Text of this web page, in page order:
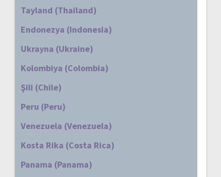
Tayland (Thailand)
Endonezya (Indonesia)
Ukrayna (Ukraine)
Kolombiya (Colombia)
Şili (Chile)
Peru (Peru)
Venezuela (Venezuela)
Kosta Rika (Costa Rica)
Panama (Panama)